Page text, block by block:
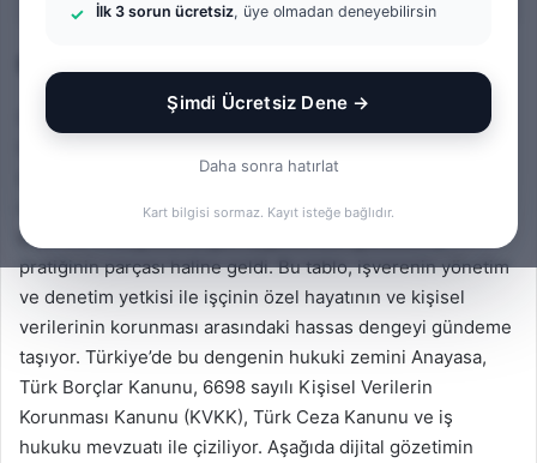
İlk 3 sorun ücretsiz, üye olmadan deneyebilirsin
Şimdi Ücretsiz Dene →
Daha sonra hatırlat
Kart bilgisi sormaz. Kayıt isteğe bağlıdır.
Giriş
Çalışma hayatında dijital araçların yaygınlaşmasıyla birlikte
sistemleri, şirket e-postalarının denetimi, internet ve
uygulama kullanım kayıtları, GPS ile konum takibi, hatta
biyometrik doğrulama gibi uygulamalar gündelik iş
pratiğinin parçası haline geldi. Bu tablo, işverenin yönetim
ve denetim yetkisi ile işçinin özel hayatının ve kişisel
verilerinin korunması arasındaki hassas dengeyi gündeme
taşıyor. Türkiye’de bu dengenin hukuki zemini Anayasa,
Türk Borçlar Kanunu, 6698 sayılı Kişisel Verilerin
Korunması Kanunu (KVKK), Türk Ceza Kanunu ve iş
hukuku mevzuatı ile çiziliyor. Aşağıda dijital gözetimin